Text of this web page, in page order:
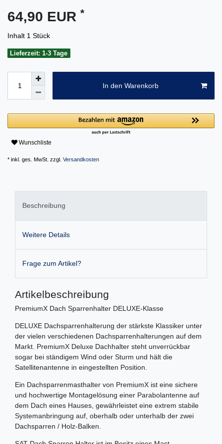
64,90 EUR *
Inhalt 1 Stück
Lieferzeit: 1-3 Tage
In den Warenkorb
Wunschliste
* inkl. ges. MwSt. zzgl. Versandkosten
Beschreibung
Weitere Details
Frage zum Artikel?
Artikelbeschreibung
PremiumX Dach Sparrenhalter DELUXE-Klasse
DELUXE Dachsparrenhalterung der stärkste Klassiker unter
der vielen verschiedenen Dachsparrenhalterungen auf dem
Markt. PremiumX Deluxe Dachhalter steht unverrückbar
sogar bei ständigem Wind oder Sturm und hält die
Satellitenantenne in eingestellten Position.
Ein Dachsparrenmasthalter von PremiumX ist eine sichere
und hochwertige Montagelösung einer Parabolantenne auf
dem Dach eines Hauses, gewährleistet eine extrem stabile
Systemanbringung auf, oberhalb oder unterhalb der zwei
Dachsparren / Holz-Balken.